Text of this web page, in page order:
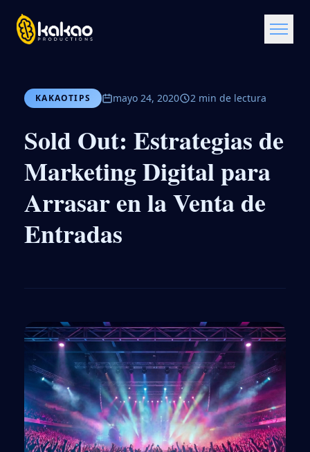
KAKAOTIPS mayo 24, 2020 2 min de lectura
Sold Out: Estrategias de
Marketing Digital para
Arrasar en la Venta de
Entradas